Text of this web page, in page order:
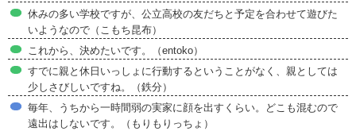
休みの多い学校ですが、公立高校の友だちと予定を合わせて遊びた
いようなので（こもち昆布）
これから、決めたいです。（entoko）
すでに親と休日いっしょに行動するということがなく、親としては
少しさびしいですね。（鉄分）
毎年、うちから一時間弱の実家に顔を出すくらい。どこも混むので
遠出はしないです。（もりもりっちょ）